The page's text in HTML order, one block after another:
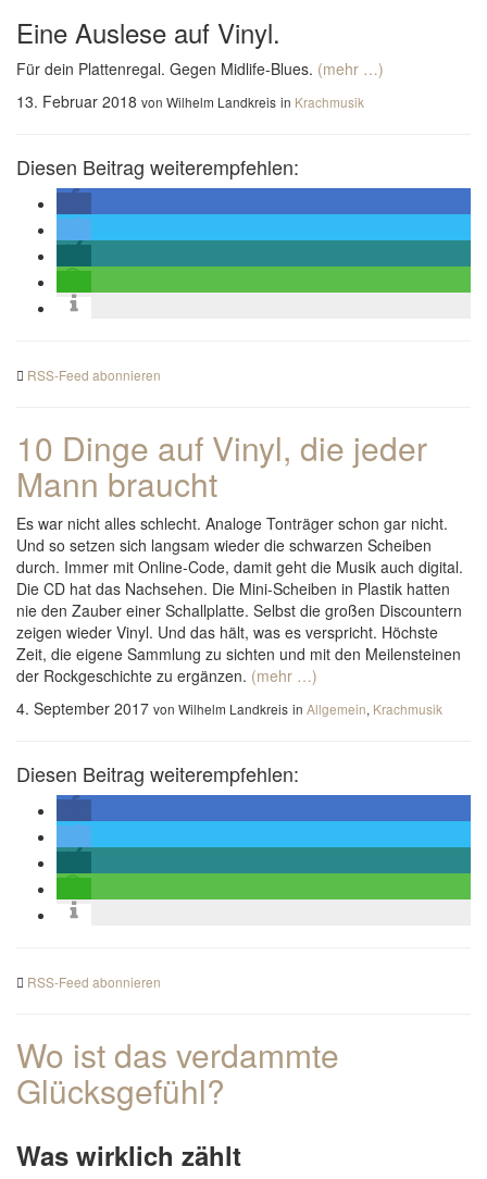
Eine Auslese auf Vinyl.
Für dein Plattenregal. Gegen Midlife-Blues. (mehr …)
13. Februar 2018 von Wilhelm Landkreis in Krachmusik
Diesen Beitrag weiterempfehlen:
RSS-Feed abonnieren
10 Dinge auf Vinyl, die jeder
Mann braucht
Es war nicht alles schlecht. Analoge Tonträger schon gar nicht.
Und so setzen sich langsam wieder die schwarzen Scheiben
durch. Immer mit Online-Code, damit geht die Musik auch digital.
Die CD hat das Nachsehen. Die Mini-Scheiben in Plastik hatten
nie den Zauber einer Schallplatte. Selbst die großen Discountern
zeigen wieder Vinyl. Und das hält, was es verspricht. Höchste
Zeit, die eigene Sammlung zu sichten und mit den Meilensteinen
der Rockgeschichte zu ergänzen. (mehr …)
4. September 2017 von Wilhelm Landkreis in Allgemein, Krachmusik
Diesen Beitrag weiterempfehlen:
RSS-Feed abonnieren
Wo ist das verdammte
Glücksgefühl?
Was wirklich zählt